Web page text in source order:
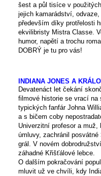
šest a půl tisíce v
jejich kamarádství,
především díky protřelosti
ekvilibristy Mistra Classe.
humor, napětí a trochu
DOBRÝ je tu pro vás!
INDIANA JONES A
Devatenáct let čekání
filmové historie se vrací na
typických fanfár Johna
a s bičem coby
Univerzitní profesor a muž,
úmluvy, zachránil
grál. V novém
záhadné Křišťálové lebce.
O dalším pokračování
mluvit už ve chvíli, kdy